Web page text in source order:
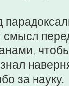
смысл
за науку.